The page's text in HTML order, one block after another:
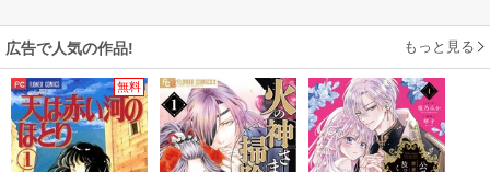
広告で人気の作品! もっと見る
無料